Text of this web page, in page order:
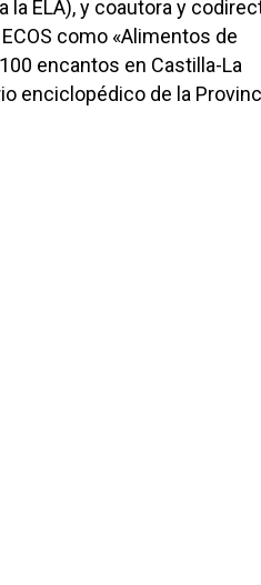
la ELA), y coautora y
como «Alimentos de
encantos en Castilla-La
enciclopédico de la